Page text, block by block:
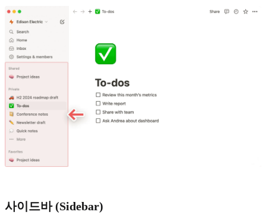
사이드바 (Sidebar)